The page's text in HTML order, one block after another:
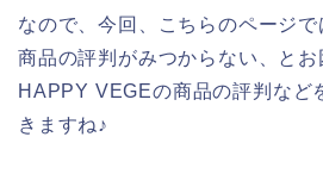
なので、今回、こちらのページ
商品の評判がみつからない、とお
HAPPY VEGEの商品の評判など
きますね♪